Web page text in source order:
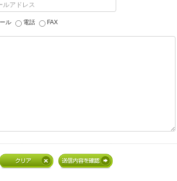
ル 電話 FAX